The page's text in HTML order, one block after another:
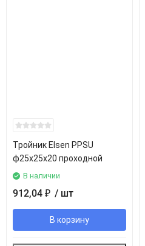
Тройник Elsen PPSU
ф25х25х20 проходной
В наличии
912,04 ₽ / шт
В корзину